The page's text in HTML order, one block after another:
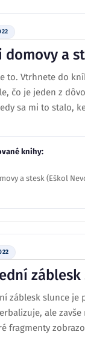
domovy a
to. Vtrhnete do
čo je jeden z
sa mi to stalo,
knihy:
a stesk (Eškol
záblesk slunce je
ale
fragmenty